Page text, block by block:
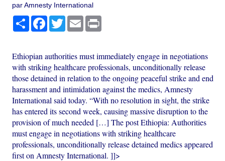
par Amnesty International
PartagerFacebook
TwitterEmail
Ethiopian authorities must immediately engage in negotiations
with striking healthcare professionals, unconditionally release
those detained in relation to the ongoing peaceful strike and end
harassment and intimidation against the medics, Amnesty
International said today. “With no resolution in sight, the strike
has entered its second week, causing massive disruption to the
provision of much needed […] The post Ethiopia: Authorities
must engage in negotiations with striking healthcare
professionals, unconditionally release detained medics appeared
first on Amnesty International. ]]>